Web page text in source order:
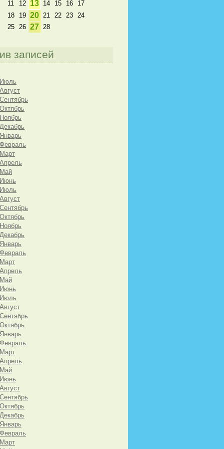
11
12 13 14 15 16
17
18
19 20 21 22 23
24
25
26 27 28
записей